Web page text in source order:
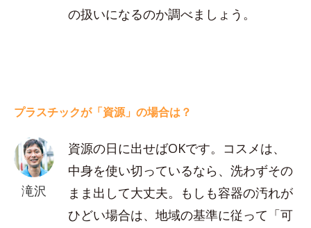
の扱いになるのか調べましょう。
プラスチックが「資源」の場合は？
滝沢
資源の日に出せばOKです。コスメは、
中身を使い切っているなら、洗わずその
まま出して大丈夫。もしも容器の汚れが
ひどい場合は、地域の基準に従って「可